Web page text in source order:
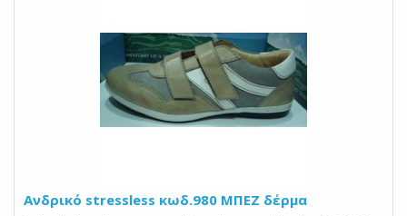
Ανδρικό stressless κωδ.980 ΜΠΕΖ δέρμα